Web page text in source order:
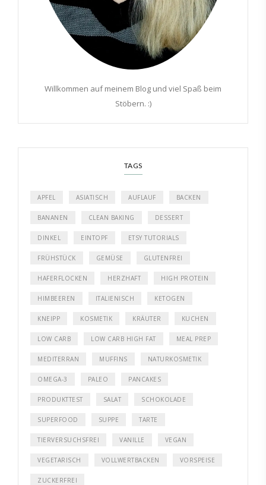
Willkommen auf meinem Blog und viel Spaß beim
Stöbern. :)
TAGS
APFEL ASIATISCH AUFLAUF BACKEN
BANANEN CLEAN BAKING DESSERT
DINKEL EINTOPF ETSY TUTORIALS
FRÜHSTÜCK GEMÜSE GLUTENFREI
HAFERFLOCKEN HERZHAFT HIGH PROTEIN
HIMBEEREN ITALIENISCH KETOGEN
KNEIPP KOSMETIK KRÄUTER KUCHEN
LOW CARB LOW CARB HIGH FAT MEAL PREP
MEDITERRAN MUFFINS NATURKOSMETIK
OMEGA-3 PALEO PANCAKES
PRODUKTTEST SALAT SCHOKOLADE
SUPERFOOD SUPPE TARTE
TIERVERSUCHSFREI VANILLE VEGAN
VEGETARISCH VOLLWERTBACKEN VORSPEISE
ZUCKERFREI